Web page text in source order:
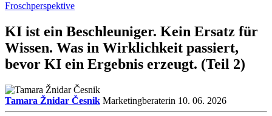
Froschperspektive
KI ist ein Beschleuniger. Kein Ersatz für
Wissen. Was in Wirklichkeit passiert,
bevor KI ein Ergebnis erzeugt. (Teil 2)
Tamara Žnidar Česnik Marketingberaterin 10. 06. 2026